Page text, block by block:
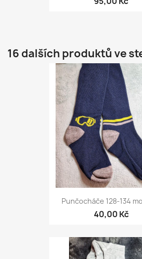
16 dalších produktů ve
Punčocháče 128-134
40,00 Kč